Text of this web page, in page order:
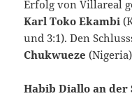
Erfolg von Villareal
Karl Toko Ekambi
und 3:1). Den
Chukwueze
Habib Diallo an der